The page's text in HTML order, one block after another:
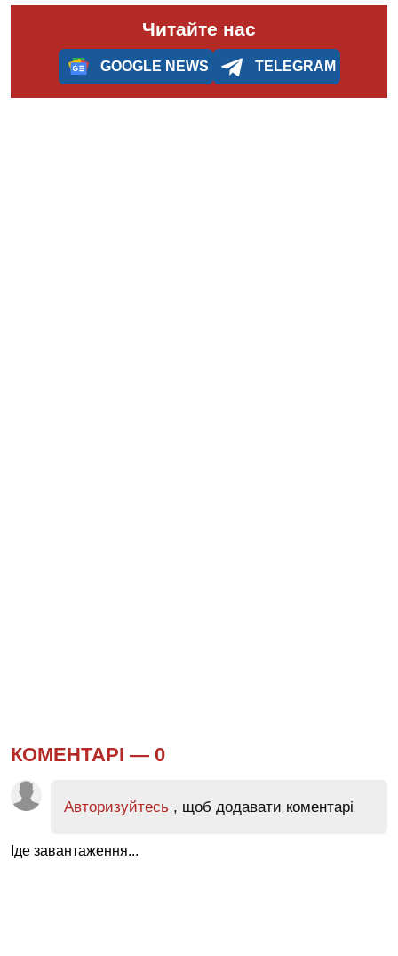
Читайте нас
GOOGLE NEWS TELEGRAM
КОМЕНТАРІ — 0
Авторизуйтесь , щоб додавати коментарі
Іде завантаження...